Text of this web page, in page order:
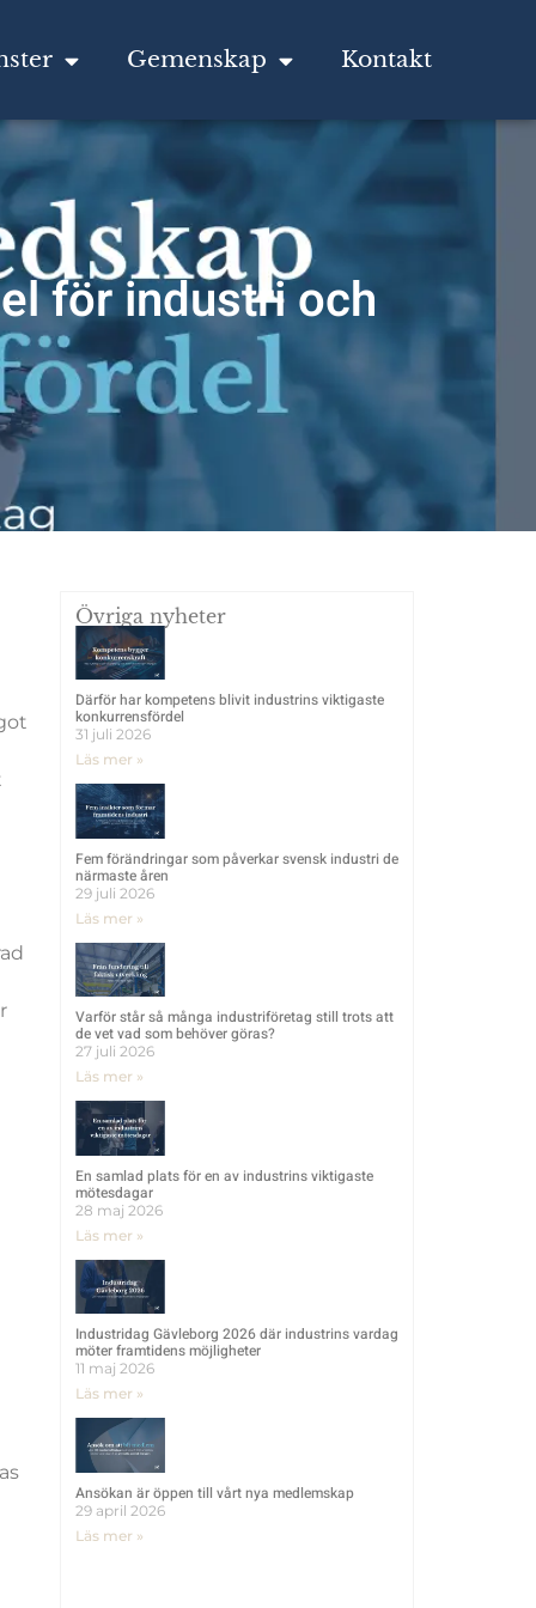
Gemenskap Kontakt
för industri och
Övriga nyheter
Därför har kompetens blivit industrins viktigaste
konkurrensfördel
31 juli 2026
Läs mer »
Fem förändringar som påverkar svensk industri de
närmaste åren
29 juli 2026
Läs mer »
Varför står så många industriföretag still trots att
de vet vad som behöver göras?
27 juli 2026
Läs mer »
En samlad plats för en av industrins viktigaste
mötesdagar
28 maj 2026
Läs mer »
Industridag Gävleborg 2026 där industrins vardag
möter framtidens möjligheter
11 maj 2026
Läs mer »
Ansökan är öppen till vårt nya medlemskap
29 april 2026
Läs mer »